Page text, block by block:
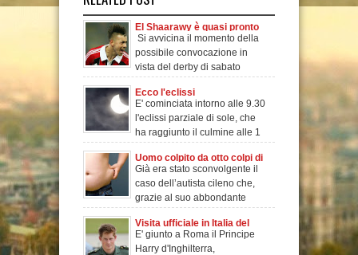
El Shaarawy è quasi pronto
Si avvicina il momento della
possibile convocazione in
vista del derby di sabato
Ecco l'eclissi
E' cominciata intorno alle 9.30
l'eclissi parziale di sole, che
ha raggiunto il culmine alle 1
Uomo colpito da otto colpi di
pistola: illeso grazie al suo
grasso.
Già era stato sconvolgente il
caso dell’autista cileno che,
grazie al suo abbondante
Visita ufficiale in Italia del
Principe Harry
E' giunto a Roma il Principe
Harry d'Inghilterra,